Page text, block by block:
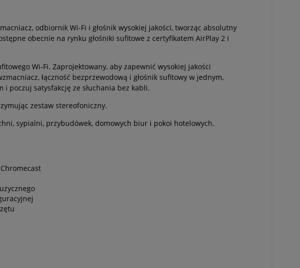
odbiornik Wi-Fi i głośnik wysokiej jakości, tworząc absolutny
obecnie na rynku głośniki sufitowe z certyfikatem AirPlay 2 i
Wi-Fi. Zaprojektowany, aby zapewnić wysokiej jakości
łączność bezprzewodową i głośnik sufitowy w jednym,
i poczuj satysfakcję ze słuchania bez kabli.
zestaw stereofoniczny.
sypialni, przybudówek, domowych biur i pokoi hotelowych.